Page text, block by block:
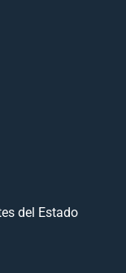
del Estado